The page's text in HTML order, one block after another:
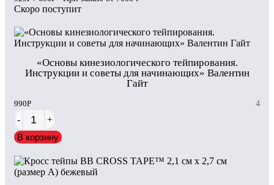
Скоро поступит
«Основы кинезиологического тейпирования.
Инструкции и советы для начинающих» Валентин
Гайт
990Р 4
-
+
В корзину